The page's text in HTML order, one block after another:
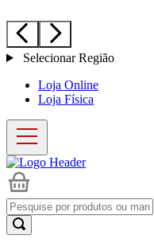
Selecionar Região
Loja Online
Loja Física